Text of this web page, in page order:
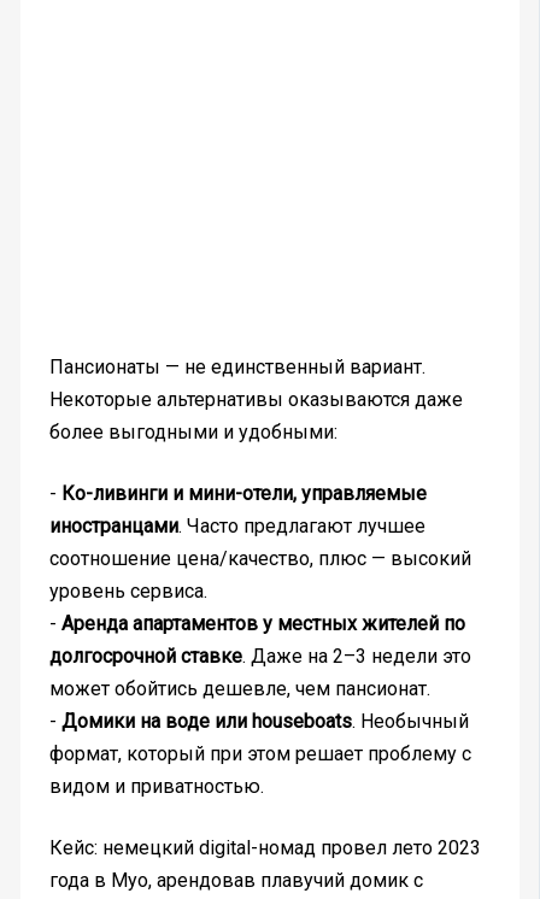
Пансионаты — не единственный вариант.
Некоторые альтернативы оказываются даже
более выгодными и удобными:
- Ко-ливинги и мини-отели, управляемые
иностранцами. Часто предлагают лучшее
соотношение цена/качество, плюс — высокий
уровень сервиса.
- Аренда апартаментов у местных жителей по
долгосрочной ставке. Даже на 2–3 недели это
может обойтись дешевле, чем пансионат.
- Домики на воде или houseboats. Необычный
формат, который при этом решает проблему с
видом и приватностью.
Кейс: немецкий digital-номад провел лето 2023
года в Муо, арендовав плавучий домик с